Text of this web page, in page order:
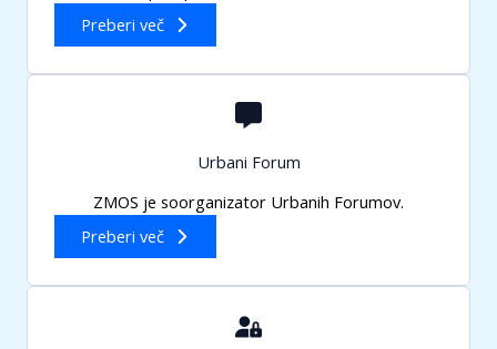
Preberi več
Urbani Forum
ZMOS je soorganizator Urbanih Forumov.
Preberi več